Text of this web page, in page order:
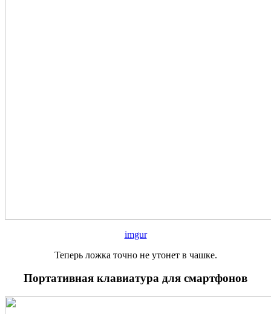
imgur
Теперь ложка точно не утонет в чашке.
Портативная клавиатура для смартфонов